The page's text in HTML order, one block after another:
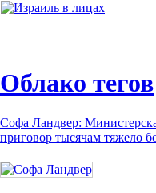
Облако тегов
Софа Ландвер:
приговор тысячам тяжело